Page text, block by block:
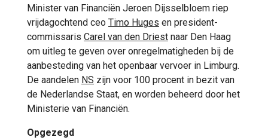
Minister van Financiën Jeroen Dijsselbloem riep
vrijdagochtend ceo Timo Huges en president-
commissaris Carel van den Driest naar Den Haag
om uitleg te geven over onregelmatigheden bij de
aanbesteding van het openbaar vervoer in Limburg.
De aandelen NS zijn voor 100 procent in bezit van
de Nederlandse Staat, en worden beheerd door het
Ministerie van Financiën.
Opgezegd